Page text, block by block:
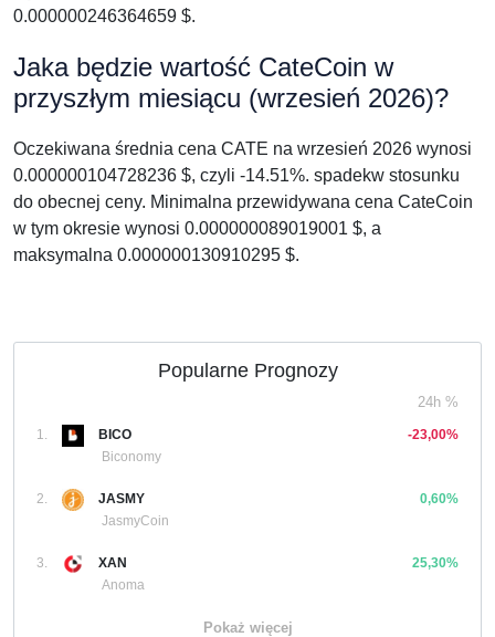
0.000000246364659 $.
Jaka będzie wartość CateCoin w
przyszłym miesiącu (wrzesień 2026)?
Oczekiwana średnia cena CATE na wrzesień 2026 wynosi
0.000000104728236 $, czyli -14.51%. spadekw stosunku
do obecnej ceny. Minimalna przewidywana cena CateCoin
w tym okresie wynosi 0.000000089019001 $, a
maksymalna 0.000000130910295 $.
Popularne Prognozy
24h %
1.
BICO
Biconomy
-23,00%
2.
JASMY
JasmyCoin
0,60%
3.
XAN
Anoma
25,30%
Pokaż więcej